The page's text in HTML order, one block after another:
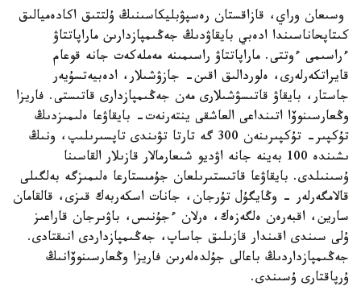
وسىعان وراي، قازاقستان رەسپۋبليكاسىنىڭ ۇلتتىق اكادەميالىق
كىتاپحاناسىندا ادەبي بايقاۋدىڭ جەڭىمپازدارىن ماراپاتتاۋ
ءراسىمى ءوتتى. ماراپاتتاۋ راسىمىنە مەملەكەت جانە قوعام
قايراتكەرلەرى، ەلوردالىق اقىن- جازۋشىلار، ادەبيەتسۇيەر
جاستار، بايقاۋ قاتىسۋشىلارى مەن جەڭىمپازدارى قاتىستى. فاريزا
وڭعارسىنوۆا اتىنداعى العاشقى ينتەرنەت- بايقاۋعا ەلىمىزدىڭ
تۇكپىر- تۇكپىرىنەن 300 گە تارتا تۋىندى تاپسىرىلىپ، ونىڭ
ىشىندە 100 بەينە جانە اۋديو شىعارمالار قازىلار القاسىنا
ۇسىنىلدى. بايقاۋعا قاتىستىرىلعان جۇمىستارعا ەلىمىزگە بەلگىلى
قالامگەرلەر - وڭايگۇل تۇرجان، جانات اسكەربەك قىزى، قالقامان
سارين، اقبەرەن ەلگەزەك، ەرلان ءجۇنىس، باۋىرجان قاراعىز
ۇلى سىندى اقىندار قازىلىق جاساپ، جەڭىمپازداردى انىقتادى.
جەڭىمپازداردىڭ باعالى جۇلدەلەرىن فاريزا وڭعارسىنوۆانىڭ
ۇرپاقتارى ۇسىندى.